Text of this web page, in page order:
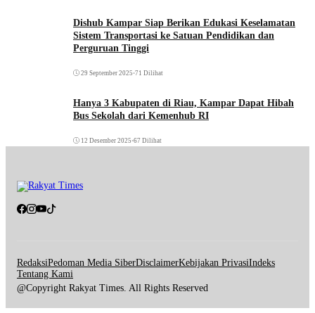
Dishub Kampar Siap Berikan Edukasi Keselamatan
Sistem Transportasi ke Satuan Pendidikan dan
Perguruan Tinggi
29 September 2025 •71 Dilihat
Hanya 3 Kabupaten di Riau, Kampar Dapat Hibah
Bus Sekolah dari Kemenhub RI
12 Desember 2025 •67 Dilihat
RedaksiPedoman Media SiberDisclaimerKebijakan PrivasiIndeks
Tentang Kami
@Copyright Rakyat Times. All Rights Reserved